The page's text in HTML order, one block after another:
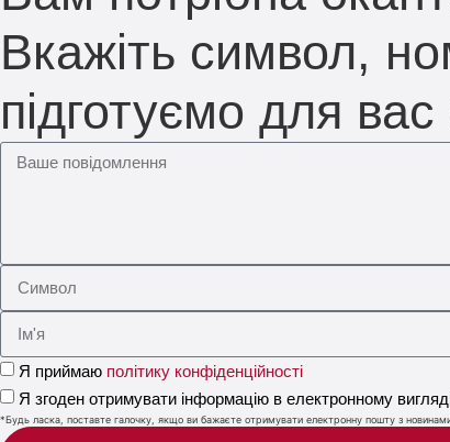
Вкажіть символ,
підготуємо для
Я приймаю політику конфіденційності
Я згоден отримувати інформацію в електронному
*Будь ласка, поставте галочку, якщо ви бажаєте отримувати електронну пошту з